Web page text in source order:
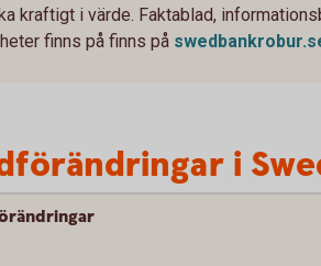
kraftigt i värde. Faktablad,
finns på finns på swedbankrobur.
i